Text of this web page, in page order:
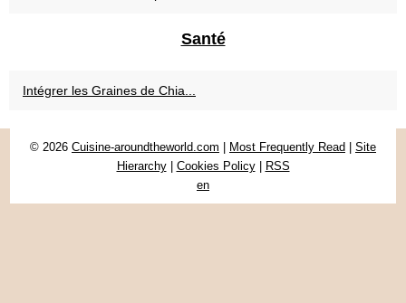
Santé
Intégrer les Graines de Chia...
© 2026 Cuisine-aroundtheworld.com Most Frequently Read
Site
Hierarchy| Cookies Policy|
RSS
en